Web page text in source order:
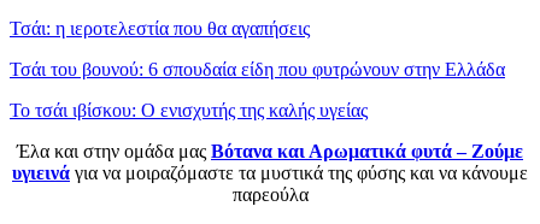
Τσάι: η ιεροτελεστία που θα αγαπήσεις
Τσάι του βουνού: 6 σπουδαία είδη που φυτρώνουν στην Ελλάδα
Το τσάι ιβίσκου: Ο ενισχυτής της καλής υγείας
Έλα και στην ομάδα μας Βότανα και Αρωματικά φυτά – Ζούμε
υγιεινά για να μοιραζόμαστε τα μυστικά της φύσης και να κάνουμε
παρεούλα